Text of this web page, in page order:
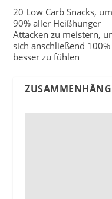
20 Low Carb Snacks, um
90% aller Heißhunger
Attacken zu meistern,
sich anschließend 100%
besser zu fühlen